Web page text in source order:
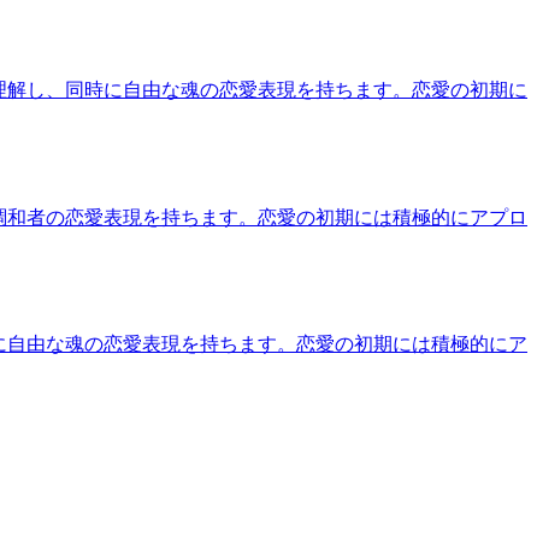
し、同時に自由な魂の恋愛表現を持ちます。恋愛の初期に
者の恋愛表現を持ちます。恋愛の初期には積極的にアプロ
由な魂の恋愛表現を持ちます。恋愛の初期には積極的にア